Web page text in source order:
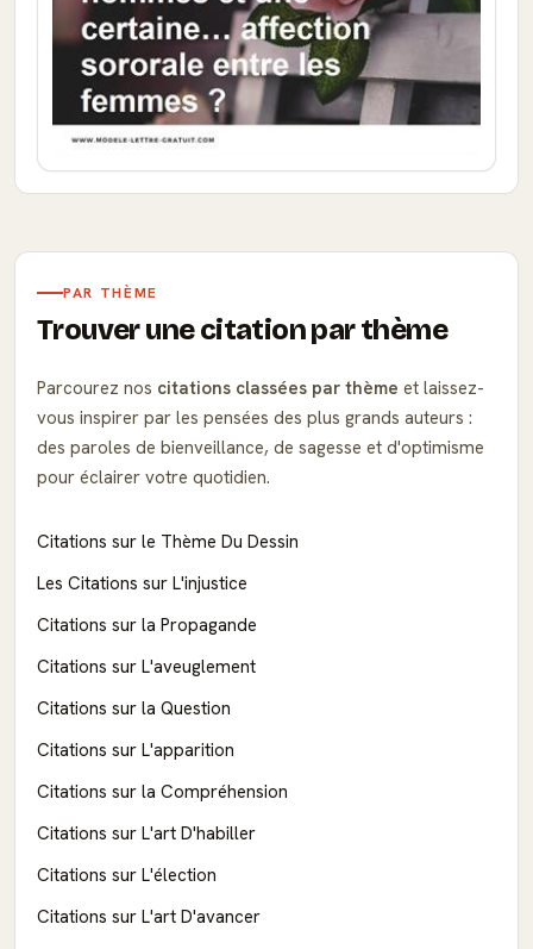
PAR THÈME
Trouver une citation par thème
Parcourez nos citations classées par thème et laissez-
vous inspirer par les pensées des plus grands auteurs :
des paroles de bienveillance, de sagesse et d'optimisme
pour éclairer votre quotidien.
Citations sur le Thème Du Dessin
Les Citations sur L'injustice
Citations sur la Propagande
Citations sur L'aveuglement
Citations sur la Question
Citations sur L'apparition
Citations sur la Compréhension
Citations sur L'art D'habiller
Citations sur L'élection
Citations sur L'art D'avancer